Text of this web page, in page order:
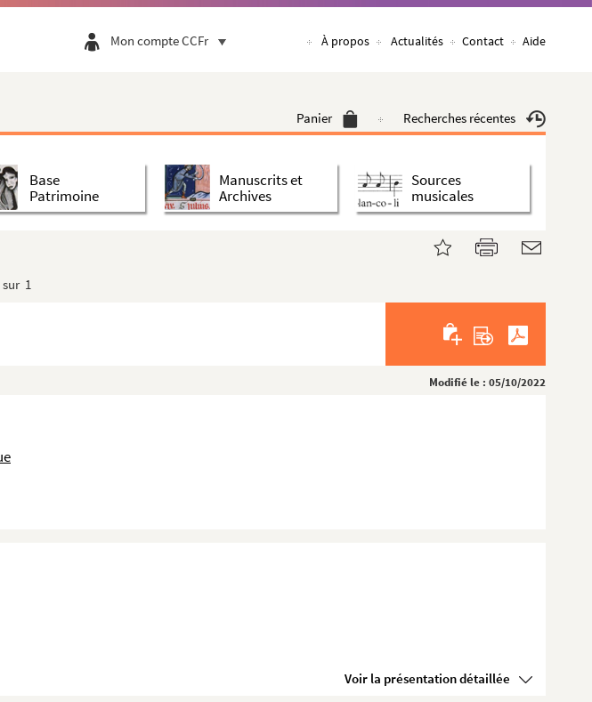
Mon compte CCFr À propos Actualités Contact Aide
Panier Recherches récentes
Base
Patrimoine
Manuscrits et
Archives
Sources
musicales
1
Modifié le : 05/10/2022
Voir la présentation détaillée